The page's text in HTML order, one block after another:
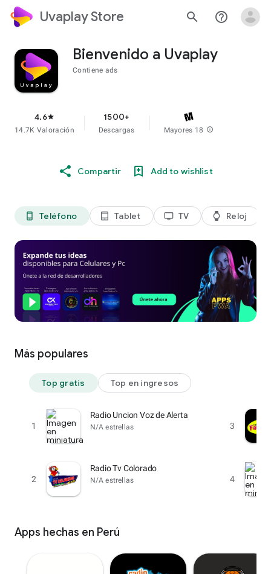
Uvaplay Store search help_outline
Bienvenido a Uvaplay
Contiene ads
4.6star
14.7K Valoración
1500+
Descargas Mayores 18 info
Compartir Add to wishlist
phone_android Teléfono tablet_android Tablet tv TV watch Reloj
Más populares
Top gratis Top en ingresos
1
Radio Uncion Voz de Alerta
N/A estrellas
2
Radio Tv Colorado
N/A estrellas
3
4
Apps hechas en Perú